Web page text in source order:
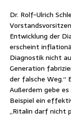
Dr. Rolf-Ulrich
Entwicklung der
erscheint
Diagnostik nicht
Generation
der falsche Weg.“
Außerdem gebe
Beispiel ein
„Ritalin darf nicht